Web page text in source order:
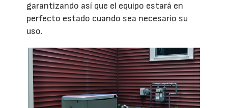
garantizando así que el equipo estará en
perfecto estado cuando sea necesario su
uso.